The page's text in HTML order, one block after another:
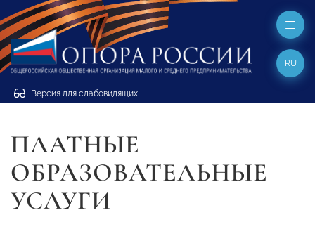
Версия для слабовидящих
RU
ПЛАТНЫЕ
ОБРАЗОВАТЕЛЬНЫЕ
УСЛУГИ